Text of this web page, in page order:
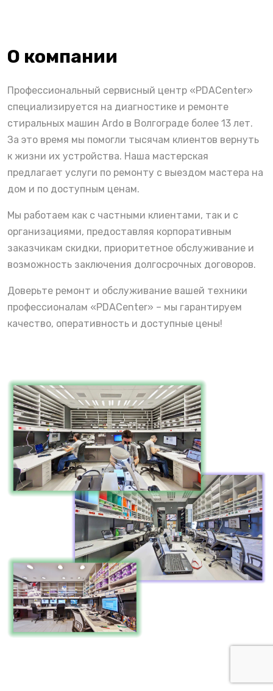
О компании
Профессиональный сервисный центр «PDACenter»
специализируется на диагностике и ремонте
стиральных машин Ardo в Волгограде более 13 лет.
За это время мы помогли тысячам клиентов вернуть
к жизни их устройства. Наша мастерская
предлагает услуги по ремонту с выездом мастера на
дом и по доступным ценам.
Мы работаем как с частными клиентами, так и с
организациями, предоставляя корпоративным
заказчикам скидки, приоритетное обслуживание и
возможность заключения долгосрочных договоров.
Доверьте ремонт и обслуживание вашей техники
профессионалам «PDACenter» – мы гарантируем
качество, оперативность и доступные цены!